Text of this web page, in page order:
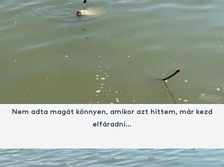
Nem adta magát könnyen, amikor azt hittem, már kezd
elfáradni…